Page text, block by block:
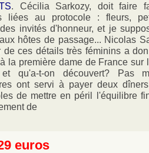
. Cécilia Sarkozy, doit faire
liées au protocole : fleurs,
invités d'honneur, et je
hôtes de passage... Nicolas
de ces détails très féminins a
la première dame de France sur
et qu'a-t-on découvert? Pas
ont servi à payer deux
de mettre en péril l'équilibre
de
euros